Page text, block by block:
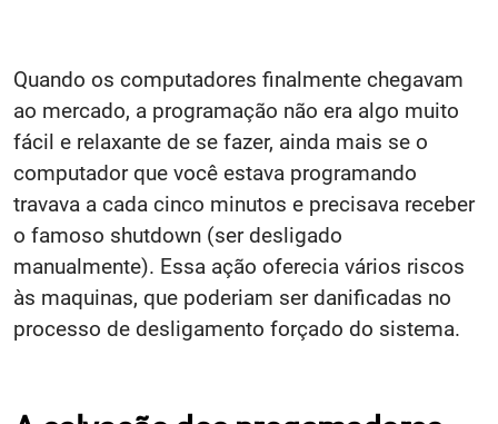
Quando os computadores finalmente chegavam
ao mercado, a programação não era algo muito
fácil e relaxante de se fazer, ainda mais se o
computador que você estava programando
travava a cada cinco minutos e precisava receber
o famoso shutdown (ser desligado
manualmente). Essa ação oferecia vários riscos
às maquinas, que poderiam ser danificadas no
processo de desligamento forçado do sistema.